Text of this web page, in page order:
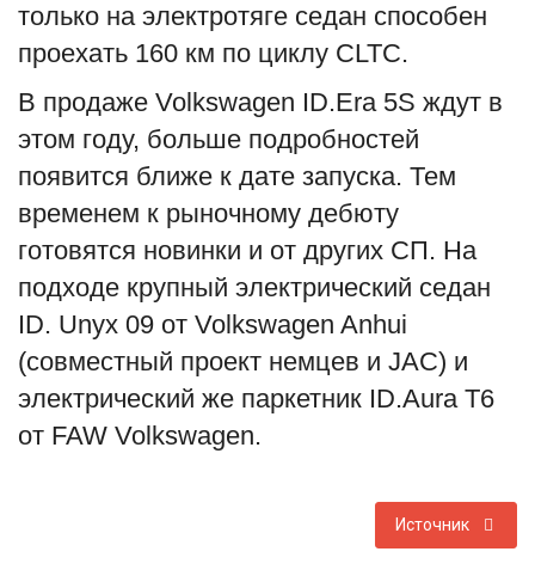
только на электротяге седан способен
проехать 160 км по циклу CLTC.
В продаже Volkswagen ID.Era 5S ждут в
этом году, больше подробностей
появится ближе к дате запуска. Тем
временем к рыночному дебюту
готовятся новинки и от других СП. На
подходе крупный электрический седан
ID. Unyx 09 от Volkswagen Anhui
(совместный проект немцев и JAC) и
электрический же паркетник ID.Aura T6
от FAW Volkswagen.
Источник